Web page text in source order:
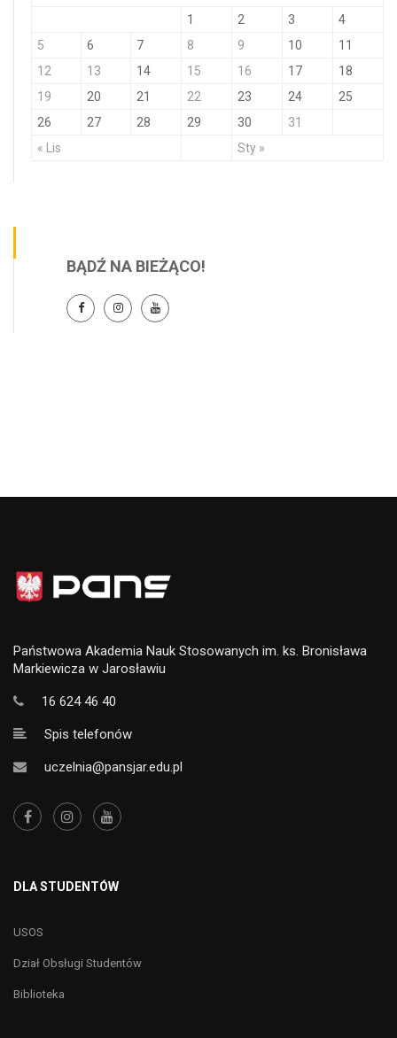
« Lis Sty »
1 2 3
4
5
6 7 8 9 10
11
12
13 14 15 16 17
18
19
20 21 22 23 24
25
26
27 28 29 30 31
BĄDŹ NA BIEŻĄCO!
Państwowa Akademia Nauk Stosowanych im. ks. Bronisława
Markiewicza w Jarosławiu
16 624 46 40
Spis telefonów
uczelnia@pansjar.edu.pl
DLA STUDENTÓW
USOS
Dział Obsługi Studentów
Biblioteka